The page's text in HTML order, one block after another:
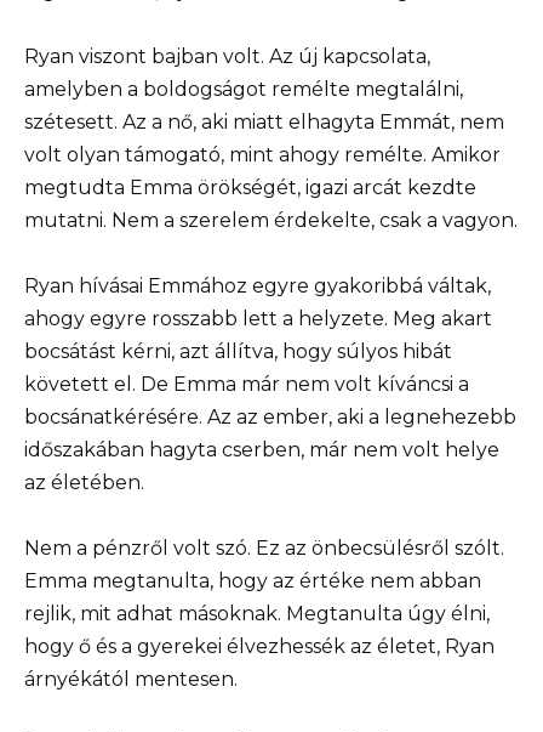
Ryan viszont bajban volt. Az új kapcsolata,
amelyben a boldogságot remélte megtalálni,
szétesett. Az a nő, aki miatt elhagyta Emmát, nem
volt olyan támogató, mint ahogy remélte. Amikor
megtudta Emma örökségét, igazi arcát kezdte
mutatni. Nem a szerelem érdekelte, csak a vagyon.
Ryan hívásai Emmához egyre gyakoribbá váltak,
ahogy egyre rosszabb lett a helyzete. Meg akart
bocsátást kérni, azt állítva, hogy súlyos hibát
követett el. De Emma már nem volt kíváncsi a
bocsánatkérésére. Az az ember, aki a legnehezebb
időszakában hagyta cserben, már nem volt helye
az életében.
Nem a pénzről volt szó. Ez az önbecsülésről szólt.
Emma megtanulta, hogy az értéke nem abban
rejlik, mit adhat másoknak. Megtanulta úgy élni,
hogy ő és a gyerekei élvezhessék az életet, Ryan
árnyékától mentesen.